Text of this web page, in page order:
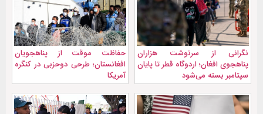
نگرانی از سرنوشت هزاران
پناهجوی افغان؛ اردوگاه قطر تا پایان
سپتامبر بسته می‌شود
حفاظت موقت از پناهجویان
افغانستان؛ طرحی دوحزبی در کنگره
آمریکا